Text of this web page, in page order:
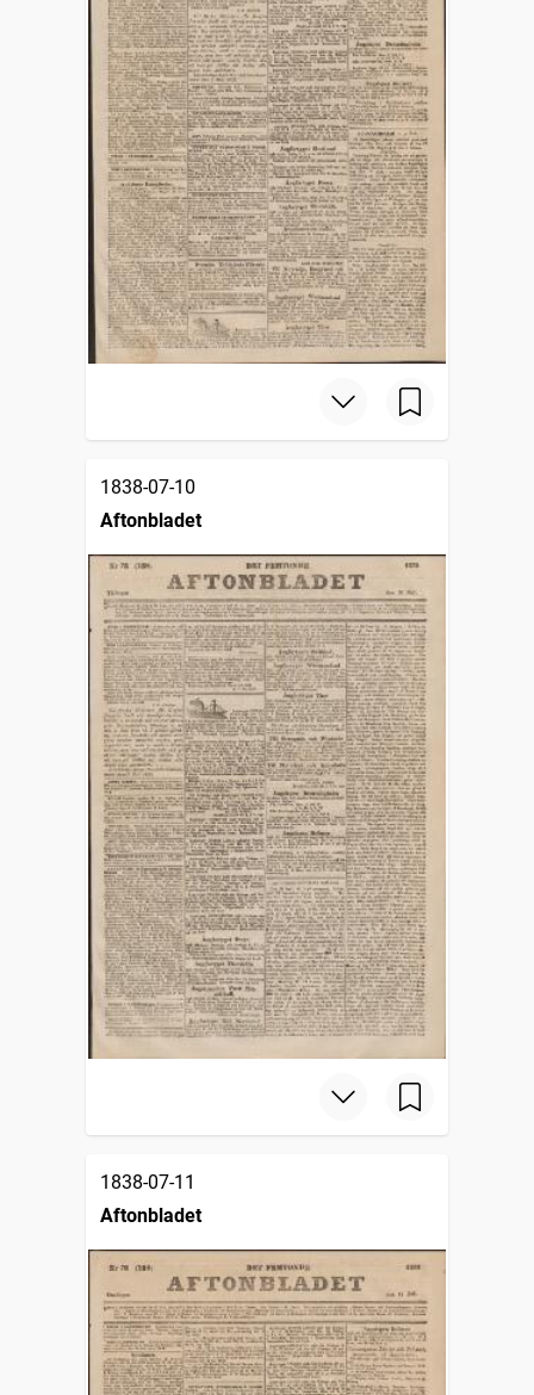
1838-07-10
Aftonbladet
1838-07-11
Aftonbladet